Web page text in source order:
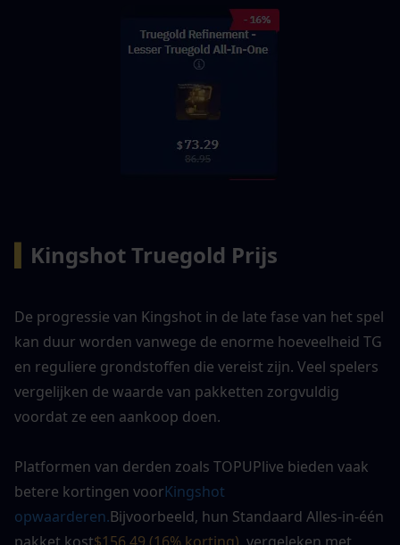
Kingshot Truegold Prijs
De progressie van Kingshot in de late fase van het spel
kan duur worden vanwege de enorme hoeveelheid TG
en reguliere grondstoffen die vereist zijn. Veel spelers
vergelijken de waarde van pakketten zorgvuldig
voordat ze een aankoop doen.
Platformen van derden zoals TOPUPlive bieden vaak
betere kortingen voorKingshot
opwaarderen.Bijvoorbeeld, hun Standaard Alles-in-één